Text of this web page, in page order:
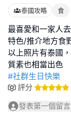
泰國攻略 食
最喜愛和一家人
特色/推介地方食
以上照片有泰國
#社群生日快樂
評分
發表第一個留